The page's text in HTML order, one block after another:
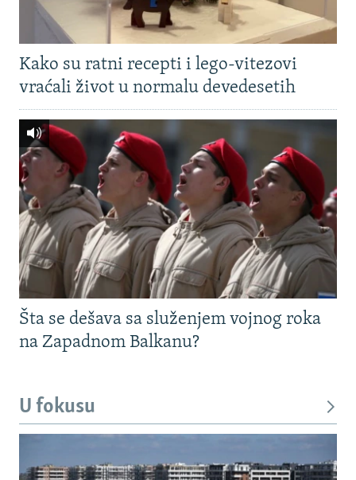
Kako su ratni recepti i lego-vitezovi
vraćali život u normalu devedesetih
Šta se dešava sa služenjem vojnog roka
na Zapadnom Balkanu?
U fokusu